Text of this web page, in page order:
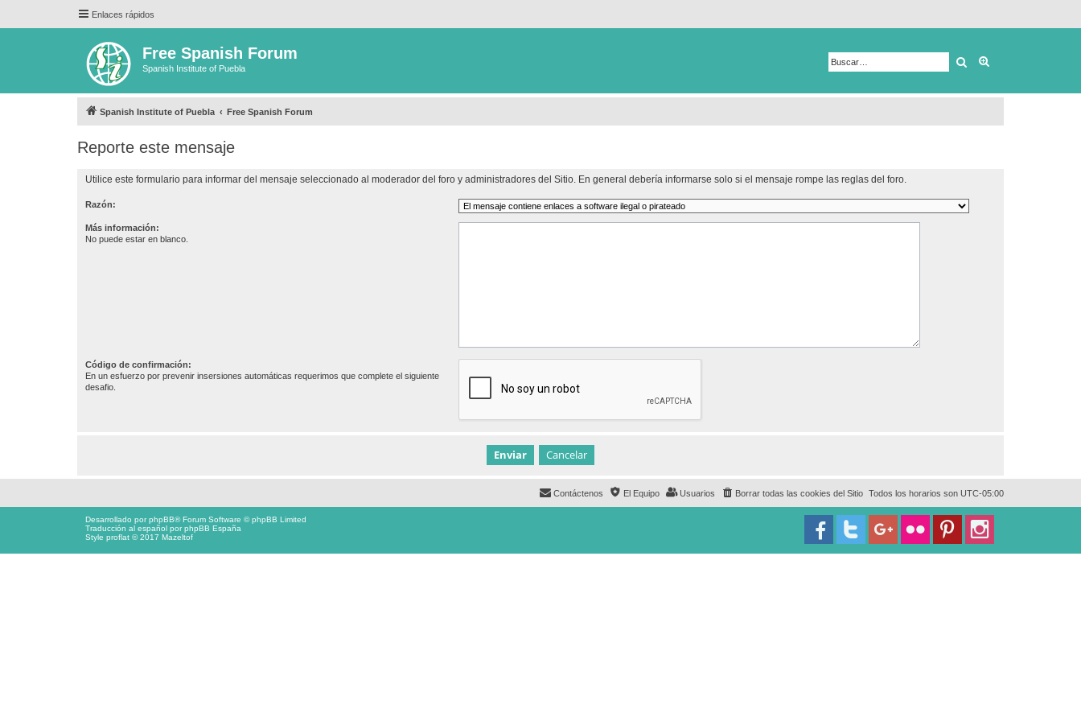
Enlaces rápidos
Free Spanish Forum
Spanish Institute of Puebla Buscar
Spanish Institute of Puebla Free Spanish Forum
Reporte este mensaje
Utilice este formulario para informar del mensaje seleccionado al moderador del foro y administradores del Sitio. En general debería informarse solo si el mensaje rompe las reglas del foro.
Razón:
Más información:
No puede estar en blanco.
Código de confirmación:
En un esfuerzo por prevenir insersiones automáticas requerimos que complete el siguiente
desafio.
Todos los horarios son UTC-05:00
Borrar todas las cookies del Sitio
Usuarios
El Equipo
Contáctenos
Desarrollado porphpBB® Forum Software © phpBB Limited
Traducción al español porphpBB España
Style proflat © 2017 Mazeltof